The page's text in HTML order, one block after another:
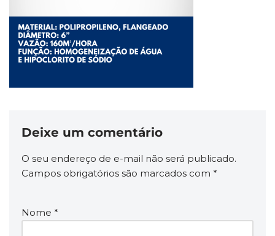
Deixe um comentário
O seu endereço de e-mail não será publicado.
Campos obrigatórios são marcados com *
Nome *